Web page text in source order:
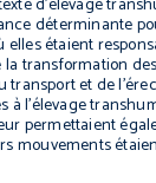
déterminante
étaient
transformation
transport et de
à l’élevage
permettaient
mouvements